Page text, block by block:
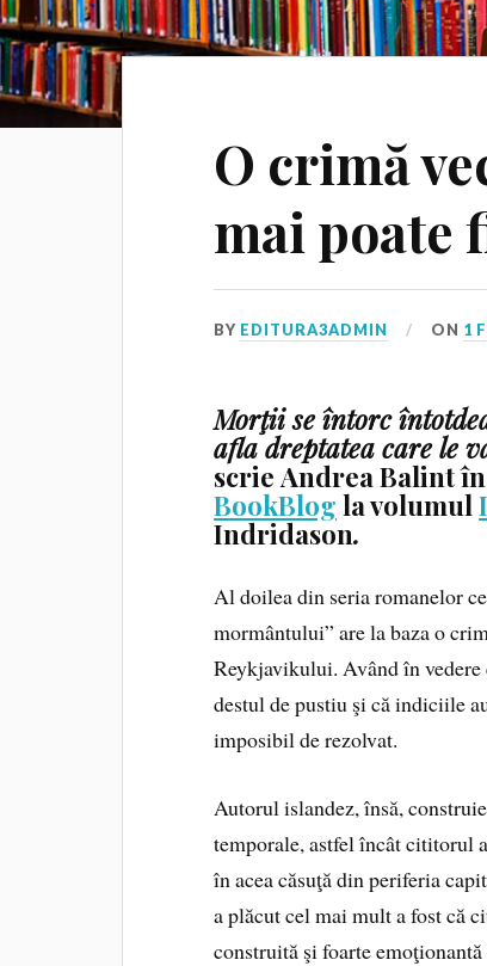
O crimă
mai poate
BY EDITURA3ADMIN ON 1
Morţii se întorc
afla dreptatea care le
scrie Andrea Balint
BookBlog la volumul
Indridason.
Al doilea din seria romanelor
mormântului” are la baza o
Reykjavikului. Având în
destul de pustiu şi că indiciile
imposibil de rezolvat.
Autorul islandez, însă,
temporale, astfel încât cititorul
în acea căsuţă din periferia
a plăcut cel mai mult a fost că
construită şi foarte